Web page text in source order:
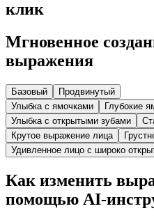
клик
Мгновенное
выражения
Базовый
Продвинутый
Улыбка с ямочками
Глубокие
Улыбка с открытыми зубами
Крутое выражение лица
Удивленное лицо с широко
Как изменить
помощью AI-